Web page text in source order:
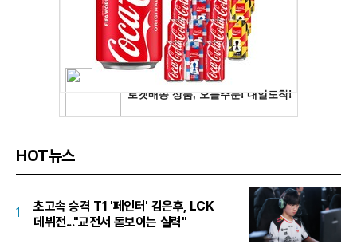
HOT뉴스
1
초고속 승격 T1 '페인터' 김은후, LCK
데뷔전..."교전서 돋보이는 실력"